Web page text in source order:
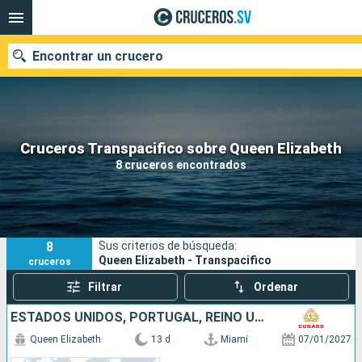
Cruceros Transpacifico sobre Queen Elizabeth
8 cruceros encontrados
Encontrar un crucero
Nuestros destinos
Fecha de salida
Puertos Compañías
Buscar
8
cruceros
Sus criterios de búsqueda:
Queen Elizabeth - Transpacifico
Filtrar Ordenar
ESTADOS UNIDOS, PORTUGAL, REINO UNIDO
Queen Elizabeth 13 d Miami 07/01/2027